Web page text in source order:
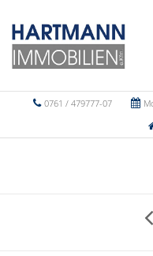
0761 / 479777-07